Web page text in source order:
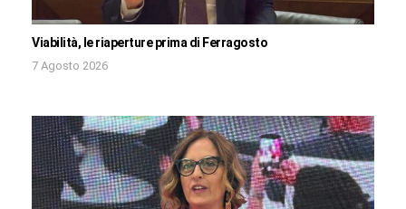
Viabilità, le riaperture prima di Ferragosto
7 Agosto 2026